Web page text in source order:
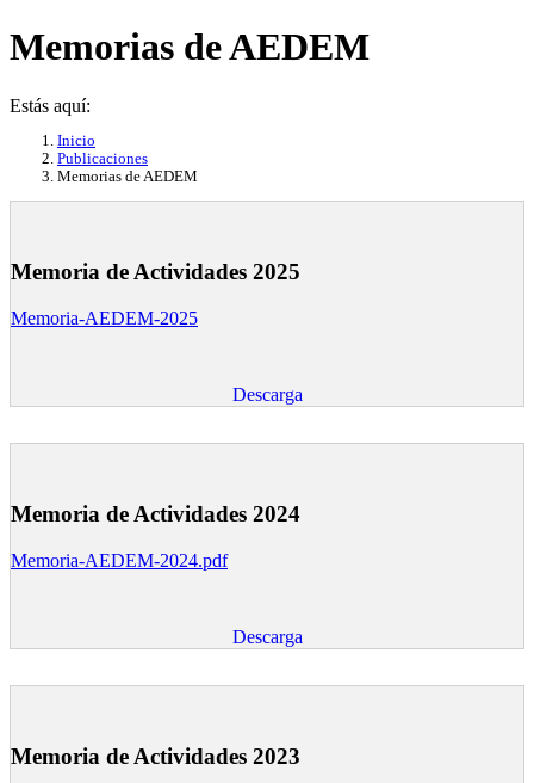
Memorias de AEDEM
Estás aquí:
Inicio
Publicaciones
Memorias de AEDEM
Memoria de Actividades 2025
Memoria-AEDEM-2025
Descarga
Memoria de Actividades 2024
Memoria-AEDEM-2024.pdf
Descarga
Memoria de Actividades 2023